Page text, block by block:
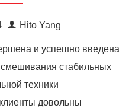
Hito Yang
и успешно введена
стабильных
техники
довольны